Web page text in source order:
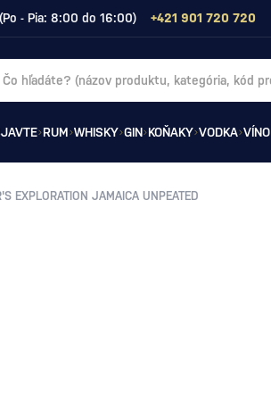
- Pia: 8:00 do 16:00) +421 901 720 720
RUM WHISKY GIN KOŇAKY VODKA VÍNO
EXPLORATION JAMAICA UNPEATED